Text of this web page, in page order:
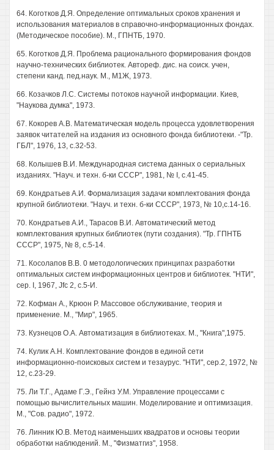
64. Коготков Д.Я. Определение оптимальных сроков хранения и
использования материалов в справочно-информационных фондах.
(Методическое пособие). М., ГПНТБ, 1970.
65. Коготков Д.Я. Проблема рационального формирования фондов
научно-технических библиотек. Автореф. дис. на соиск. учен,
степени канд. пед.наук. М., М1Ж, 1973.
66. Козачков Л.С. Системы потоков научной информации. Киев,
"Наукова думка", 1973.
67. Кокорев A.B. Математическая модель процесса удовлетворения
заявок читателей на издания из основного фонда библиотеки. -"Тр.
ГБЛ", 1976, 13, с.32-53.
68. Колышев В.И. Международная система данных о сериальных
изданиях. "Науч. и техн. б-ки СССР", 1981, № I, с.41-45.
69. Кондратьев А.И. Формализация задачи комплектования фонда
крупной библиотеки. "Науч. и техн. б-ки СССР", 1973, № 10,с.14-16.
70. Кондратьев А.И., Тарасов В.И. Автоматический метод
комплектования крупных библиотек (пути создания). "Тр. ГПНТБ
СССР", 1975, № 8, с.5-14.
71. Косолапов В.В. 0 методологических принципах разработки
оптимальных систем информационных центров и библиотек. "НТИ",
сер. I, 1967, Jfc 2, с.5-И.
72. Кофман А., Крюон Р. Массовое обслуживание, теория и
применение. М., "Мир", 1965.
73. Кузнецов O.A. Автоматизация в библиотеках. М., "Книга",1975.
74. Кулик А.Н. Комплектование фондов в единой сети
информационно-поисковых систем и тезаурус. "НТИ", сер.2, 1972, №
12, с.23-29.
75. Ли Т.Г., Адаме Г.Э., Гейнз У.М. Управление процессами с
помощью вычислительных машин. Моделирование и оптимизация.
М., "Сов. радио", 1972.
76. Линник Ю.В. Метод наименьших квадратов и основы теории
обработки наблюдений. М., "Физматгиз", 1958.